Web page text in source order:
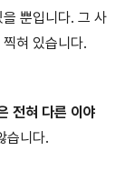
뿐입니다. 그 사
혀 있습니다.
전혀 다른 이야
습니다.